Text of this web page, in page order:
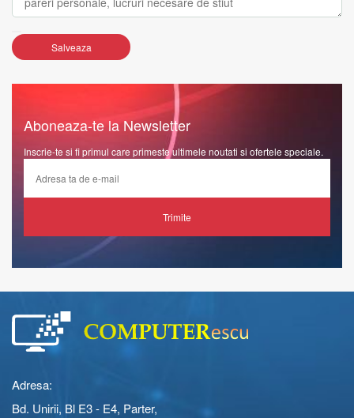
Salveaza
Aboneaza-te la Newsletter
Inscrie-te si fi primul care primeste ultimele noutati si ofertele speciale.
Trimite
Adresa:
Bd. Unirii, Bl E3 - E4, Parter,